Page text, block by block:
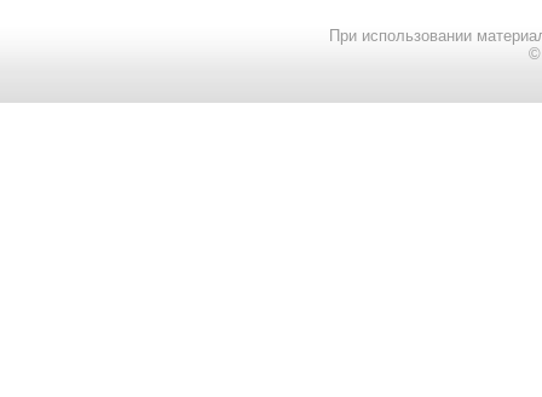
При использовании